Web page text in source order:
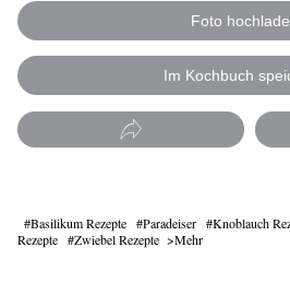
Foto
Im Kochbuch
Basilikum Rezepte Paradeiser Knoblauch
Rezepte
Zwiebel Rezepte Mehr